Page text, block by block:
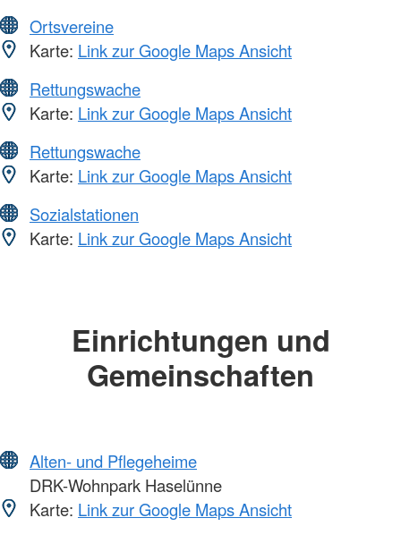
Ortsvereine
Karte: Link zur Google Maps Ansicht
Rettungswache
Karte: Link zur Google Maps Ansicht
Rettungswache
Karte: Link zur Google Maps Ansicht
Sozialstationen
Karte: Link zur Google Maps Ansicht
Einrichtungen und
Gemeinschaften
Alten- und Pflegeheime
DRK-Wohnpark Haselünne
Karte: Link zur Google Maps Ansicht